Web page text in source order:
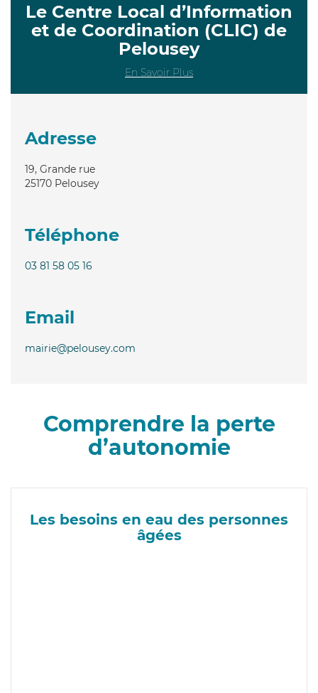
Le Centre Local d’Information
et de Coordination (CLIC) de
Pelousey
En Savoir Plus
Adresse
19, Grande rue
25170 Pelousey
Téléphone
03 81 58 05 16
Email
mairie@pelousey.com
Comprendre la perte
d’autonomie
Les besoins en eau des personnes
âgées